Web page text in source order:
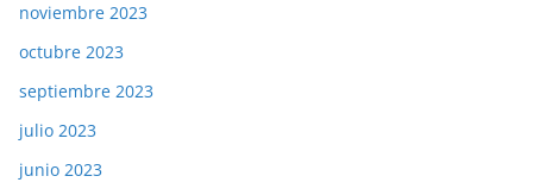
noviembre 2023
octubre 2023
septiembre 2023
julio 2023
junio 2023